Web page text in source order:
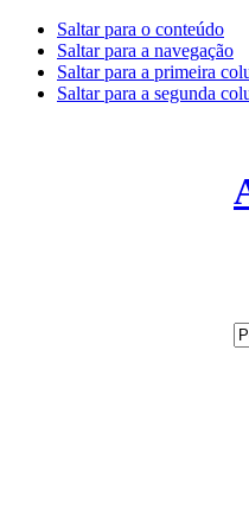
Saltar para o conteúdo
Saltar para a navegação
Saltar para a primeira
Saltar para a segunda